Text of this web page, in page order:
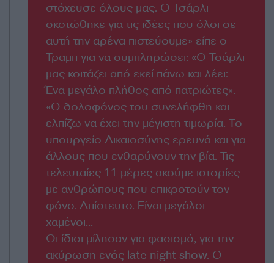
στόχευσε όλους μας. Ο Τσάρλι
σκοτώθηκε για τις ιδέες που όλοι σε
αυτή την αρένα πιστεύουμε» είπε ο
Τραμπ για να συμπληρώσει: «Ο Τσάρλι
μας κοιτάζει από εκεί πάνω και λέει:
Ένα μεγάλο πλήθος από πατριώτες».
«Ο δολοφόνος του συνελήφθη και
ελπίζω να έχει την μέγιστη τιμωρία. Το
υπουργείο Δικαιοσύνης ερευνά και για
άλλους που ενθαρύνουν την βία. Τις
τελευταίες 11 μέρες ακούμε ιστορίες
με ανθρώπους που επικροτούν τον
φόνο. Απίστευτο. Είναι μεγάλοι
χαμένοι...
Οι ίδιοι μίλησαν για φασισμό, για την
ακύρωση ενός late night show. Ο